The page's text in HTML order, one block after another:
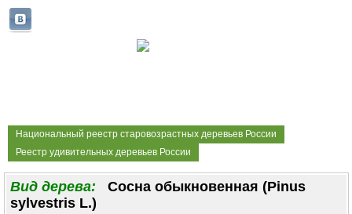
Национальный реестр старовозрастных деревьев России
Реестр удивительных деревьев России
Вид дерева: Сосна обыкновенная (Pinus
sylvestris L.)